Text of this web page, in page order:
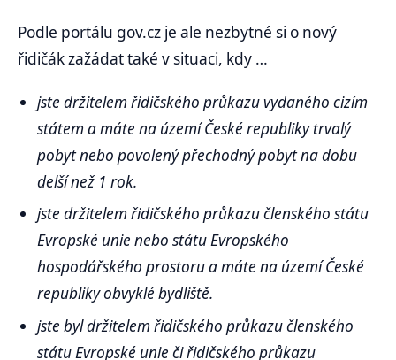
Podle portálu gov.cz je ale nezbytné si o nový
řidičák zažádat také v situaci, kdy …
jste držitelem řidičského průkazu vydaného cizím
státem a máte na území České republiky trvalý
pobyt nebo povolený přechodný pobyt na dobu
delší než 1 rok.
jste držitelem řidičského průkazu členského státu
Evropské unie nebo státu Evropského
hospodářského prostoru a máte na území České
republiky obvyklé bydliště.
jste byl držitelem řidičského průkazu členského
státu Evropské unie či řidičského průkazu